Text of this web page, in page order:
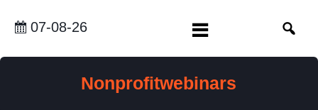
07-08-26
Nonprofitwebinars